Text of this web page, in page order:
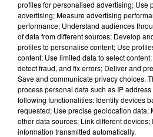
Nous recrutons pour le compte de
BTP, un Charpentier (F/H) pour
Sur chantiers locaux vous
les travaux d'installation et
les travaux de charpentes
profiles for personalised advertising; Use
advertising; Measure advertising
performance; Understand audiences
of data from different sources; Develop
profiles to personalise content; Use
content; Use limited data to select
detect fraud, and fix errors; Deliver and
Save and communicate privacy choices.
process personal data such as IP
following functionalities: Identify devices
requested; Use precise geolocation data;
other data sources; Link different
information transmitted automatically.